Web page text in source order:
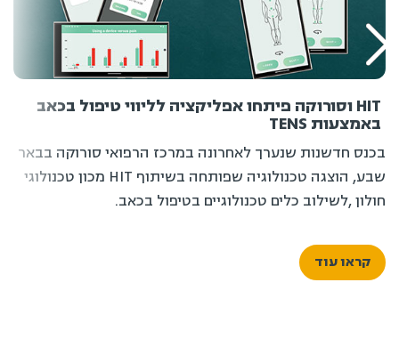
HIT וסורוקה פיתחו אפליקציה לליווי טיפול בכאב
באמצעות TENS
חדשנות שנערך לאחרונה במרכז הרפואי סורוקה בבאר
שבע, הוצגה טכנולוגיה שפותחה בשיתוף HIT מכון טכנולוגי
,לשילוב כלים טכנולוגיים בטיפול בכאב.
קראו עוד